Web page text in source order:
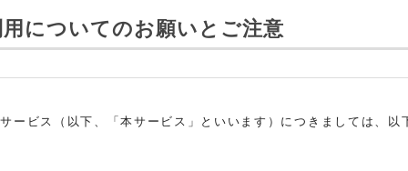
についてのお願いとご注意
ービス（以下、「本サービス」といいます）につきましては、以